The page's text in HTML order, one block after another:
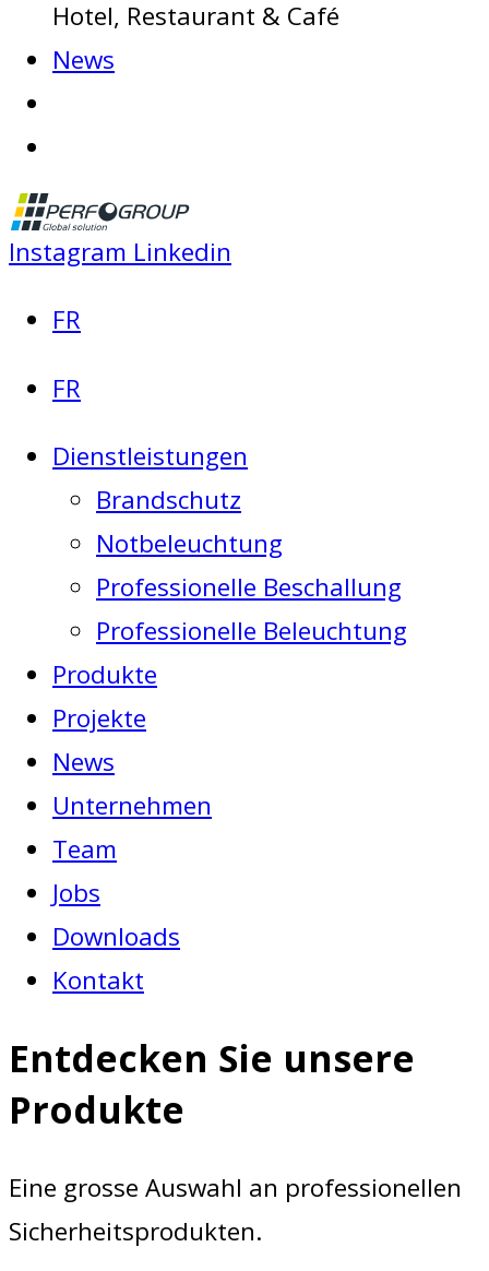
Hotel, Restaurant & Café
News
Instagram Linkedin
FR
FR
Dienstleistungen
Brandschutz
Notbeleuchtung
Professionelle Beschallung
Professionelle Beleuchtung
Produkte
Projekte
News
Unternehmen
Team
Jobs
Downloads
Kontakt
Entdecken Sie unsere
Produkte
Eine grosse Auswahl an professionellen
Sicherheitsprodukten.